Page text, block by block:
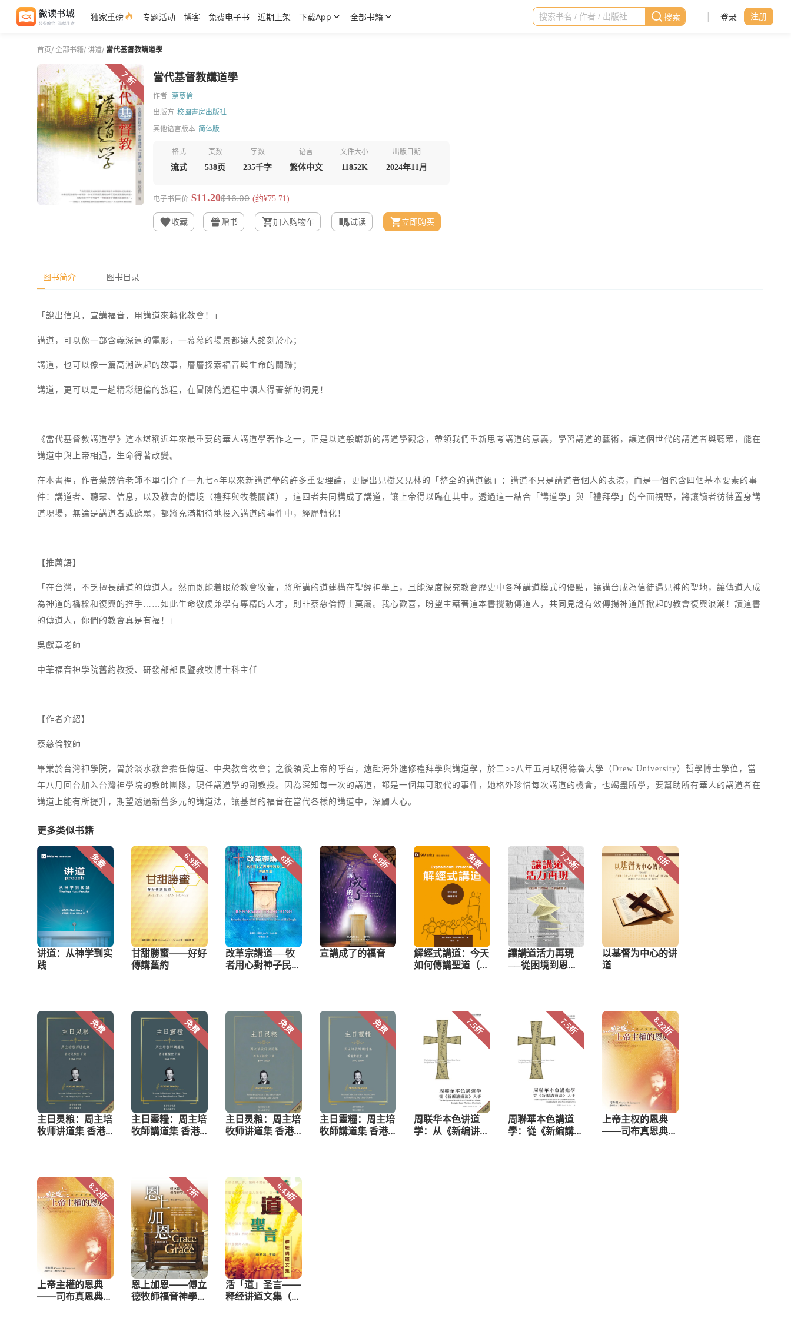
独家重磅 专题活动 博客 免费电子书 近期上架 下载App 全部书籍 登录 注册
首页/ 全部书籍/ 讲道/ 當代基督教講道學
7 折 當代基督教講道學
作者 蔡慈倫
出版方 校園書房出版社
其他语言版本 简体版
格式
流式
页数
538页
字数
235千字
语言
繁体中文
文件大小
11852K
出版日期
2024年11月
电子书售价 $11.20$16.00 (约¥75.71)
收藏 赠书 加入购物车 试读 立即购买
图书简介 图书目录
「說出信息，宣講福音，用講道來轉化教會！」
講道，可以像一部含義深遠的電影，一幕幕的場景都讓人銘刻於心；
講道，也可以像一篇高潮迭起的故事，層層探索福音與生命的關聯；
講道，更可以是一趟精彩絕倫的旅程，在冒險的過程中領人得著新的洞見！
《當代基督教講道學》這本堪稱近年來最重要的華人講道學著作之一，正是以這般嶄新的講道學觀念，帶領我們重新思考講道的意義，學習講道的藝術，讓這個世代的講道者與聽眾，能在
講道中與上帝相遇，生命得著改變。
在本書裡，作者蔡慈倫老師不單引介了一九七○年以來新講道學的許多重要理論，更提出見樹又見林的「整全的講道觀」：講道不只是講道者個人的表演，而是一個包含四個基本要素的事
件：講道者、聽眾、信息，以及教會的情境（禮拜與牧養關顧），這四者共同構成了講道，讓上帝得以臨在其中。透過這一結合「講道學」與「禮拜學」的全面視野，將讓讀者彷彿置身講
道現場，無論是講道者或聽眾，都將充滿期待地投入講道的事件中，經歷轉化！
【推薦語】
「在台灣，不乏擅長講道的傳道人。然而既能着眼於教會牧養，將所講的道建構在聖經神學上，且能深度探究教會歷史中各種講道模式的優點，讓講台成為信徒遇見神的聖地，讓傳道人成
為神道的橋樑和復興的推手……如此生命敬虔兼學有專精的人才，則非蔡慈倫博士莫屬。我心歡喜，盼望主藉著這本書攪動傳道人，共同見證有效傳揚神道所掀起的教會復興浪潮！讀這書
的傳道人，你們的教會真是有福！」
吳獻章老師
中華福音神學院舊約教授、研發部部長暨教牧博士科主任
【作者介紹】
蔡慈倫牧師
畢業於台灣神學院，曾於淡水教會擔任傳道、中央教會牧會；之後領受上帝的呼召，遠赴海外進修禮拜學與講道學，於二○○八年五月取得德魯大學（Drew University）哲學博士學位，當
年八月回台加入台灣神學院的教師團隊，現任講道學的副教授。因為深知每一次的講道，都是一個無可取代的事件，她格外珍惜每次講道的機會，也竭盡所學，要幫助所有華人的講道者在
講道上能有所提升，期望透過新舊多元的講道法，讓基督的福音在當代各樣的講道中，深觸人心。
更多类似书籍